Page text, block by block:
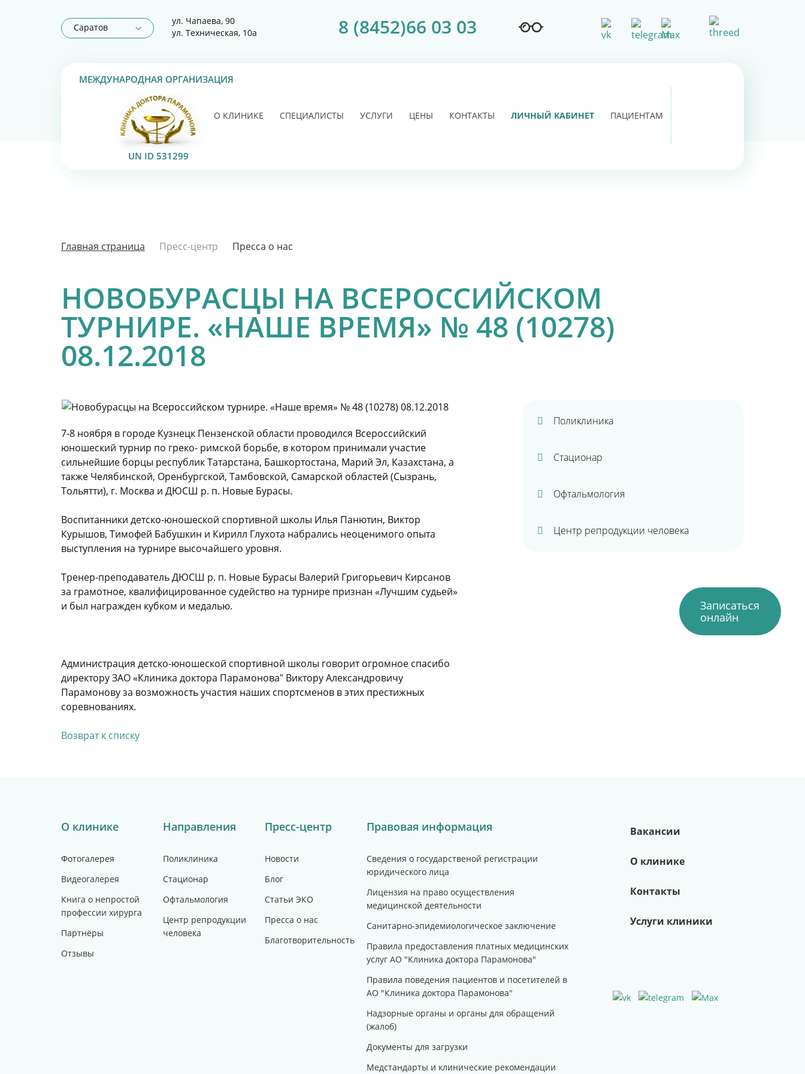
Саратов
ул. Чапаева, 90
ул. Техническая, 10а
8 (8452)66 03 03
МЕЖДУНАРОДНАЯ ОРГАНИЗАЦИЯ
UN ID 531299
О КЛИНИКЕ СПЕЦИАЛИСТЫ УСЛУГИ ЦЕНЫ КОНТАКТЫ ЛИЧНЫЙ КАБИНЕТ ПАЦИЕНТАМ
Главная страница Пресс-центр Пресса о нас
НОВОБУРАСЦЫ НА ВСЕРОССИЙСКОМ
ТУРНИРЕ. «НАШЕ ВРЕМЯ» № 48 (10278)
08.12.2018
7-8 ноября в городе Кузнецк Пензенской области про­водился Всероссийский
юношеский турнир по греко- римской борьбе, в котором принимали участие
сильней­шие борцы республик Татарстана, Башкортостана, Ма­рий Эл, Казахстана, а
также Челябинской, Оренбургской, Тамбовской, Самарской областей (Сызрань,
Тольятти), г. Москва и ДЮСШ р. п. Новые Бурасы.
Воспитанники детско-юно­шеской спортивной школы Илья Панютин, Виктор
Курышов, Тимофей Бабушкин и Кирилл Глухота набрались неоценимого опыта
выступ­ления на турнире высочайше­го уровня.
Тренер-преподаватель ДЮСШ р. п. Новые Бурасы Валерий Григорьевич Кирса­нов
за грамотное, квалифицированное судейство на турнире признан «Лучшим судьей»
и был награжден кубком и медалью.
Администрация детско-юношеской спортивной школы говорит огромное спасибо
директору ЗАО «Клиника доктора Парамонова" Виктору Александровичу
Парамонову за возможность участия наших спортсменов в этих престижных
соревнованиях.
Возврат к списку
Поликлиника
Стационар
Офтальмология
Центр репродукции человека
О клинике
Фотогалерея
Видеогалерея
Книга о непростой
профессии хирурга
Партнёры
Отзывы
Направления
Поликлиника
Стационар
Офтальмология
Центр репродукции
человека
Пресс-центр
Новости
Блог
Статьи ЭКО
Пресса о нас
Благотворительность
Правовая информация
Сведения о государственой регистрации
юридического лица
Лицензия на право осуществления
медицинской деятельности
Санитарно-эпидемиологическое заключение
Правила предоставления платных медицинских
услуг АО "Клиника доктора Парамонова"
Правила поведения пациентов и посетителей в
АО "Клиника доктора Парамонова"
Надзорные органы и органы для обращений
(жалоб)
Документы для загрузки
Медстандарты и клинические рекомендации
Вакансии
О клинике
Контакты
Услуги клиники
Записаться
онлайн